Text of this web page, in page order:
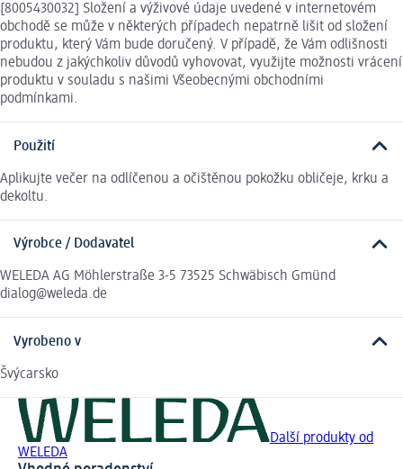
[8005430032] Složení a výživové údaje uvedené v internetovém
obchodě se může v některých případech nepatrně lišit od složení
produktu, který Vám bude doručený. V případě, že Vám odlišnosti
nebudou z jakýchkoliv důvodů vyhovovat, využijte možnosti vrácení
produktu v souladu s našimi Všeobecnými obchodními
podmínkami.
Použití
Aplikujte večer na odlíčenou a očištěnou pokožku obličeje, krku a
dekoltu.
Výrobce / Dodavatel
WELEDA AG Möhlerstraße 3-5 73525 Schwäbisch Gmünd
dialog@weleda.de
Vyrobeno v
Švýcarsko
Další produkty od
WELEDA